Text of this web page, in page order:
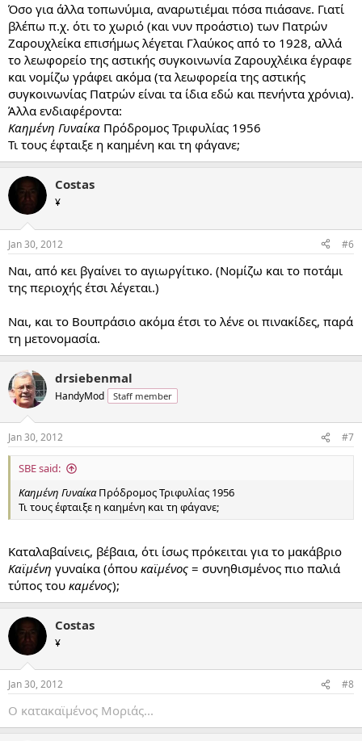
Όσο για άλλα τοπωνύμια, αναρωτιέμαι πόσα πιάσανε. Γιατί
βλέπω π.χ. ότι το χωριό (και νυν προάστιο) των Πατρών
Ζαρουχλείκα επισήμως λέγεται Γλαύκος από το 1928, αλλά
το λεωφορείο της αστικής συγκοινωνία Ζαρουχλέικα έγραφε
και νομίζω γράφει ακόμα (τα λεωφορεία της αστικής
συγκοινωνίας Πατρών είναι τα ίδια εδώ και πενήντα χρόνια).
Άλλα ενδιαφέροντα:
Καημένη Γυναίκα Πρόδρομος Τριφυλίας 1956
Τι τους έφταιξε η καημένη και τη φάγανε;
Costas
¥
Jan 30, 2012 #6
Ναι, από κει βγαίνει το αγιωργίτικο. (Νομίζω και το ποτάμι
της περιοχής έτσι λέγεται.)
Ναι, και το Βουπράσιο ακόμα έτσι το λένε οι πινακίδες, παρά
τη μετονομασία.
drsiebenmal
HandyMod Staff member
Jan 30, 2012 #7
SBE said:
Καημένη ΓυναίκαΠρόδρομος Τριφυλίας 1956
Τι τους έφταιξε η καημένη και τη φάγανε;
Καταλαβαίνεις, βέβαια, ότι ίσως πρόκειται για το μακάβριο
Καϊμένη γυναίκα (όπου καϊμένος = συνηθισμένος πιο παλιά
τύπος του καμένος);
Costas
¥
Jan 30, 2012 #8
Ο κατακαϊμένος Μοριάς...